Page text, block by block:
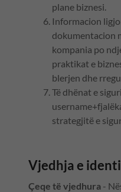
plane biznesi.
Informacion
dokumentacion
kompania po
praktikat e
blerjen dhe
Të dhënat e
strategjitë e
Vjedhja e
Çeqe të vjedhura -